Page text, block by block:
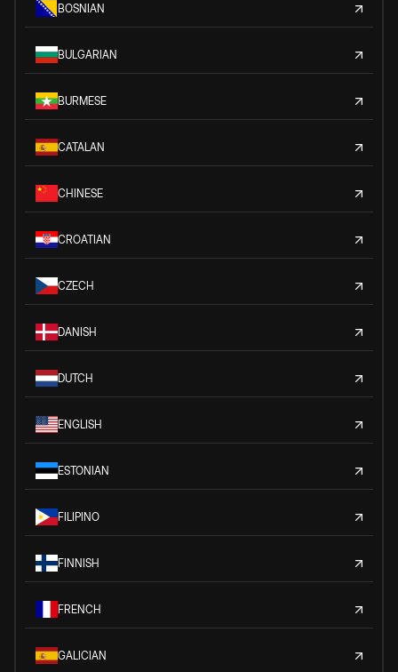
BOSNIAN
BULGARIAN
BURMESE
CATALAN
CHINESE
CROATIAN
CZECH
DANISH
DUTCH
ENGLISH
ESTONIAN
FILIPINO
FINNISH
FRENCH
GALICIAN